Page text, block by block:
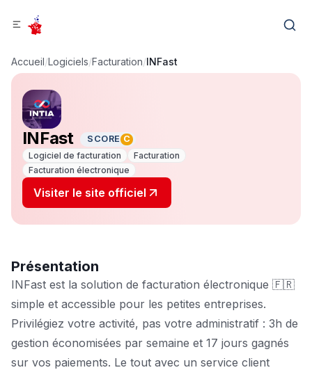
Accueil/Logiciels/Facturation/INFast
INFast SCORE C
Logiciel de facturation
Facturation
Facturation électronique
Visiter le site officiel
Présentation
INFast est la solution de facturation électronique 🇫🇷
simple et accessible pour les petites entreprises.
Privilégiez votre activité, pas votre administratif : 3h de
gestion économisées par semaine et 17 jours gagnés
sur vos paiements. Le tout avec un service client